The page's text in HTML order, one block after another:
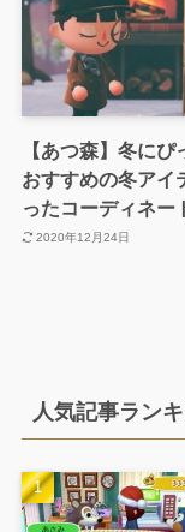
【あつ森】冬にぴ
おすすめの冬アイ
ったコーディネー
2020年12月24日
人気記事ラン